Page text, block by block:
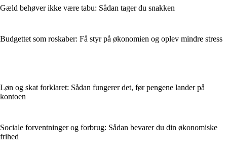
Gæld behøver ikke være tabu: Sådan tager du snakken
Budgettet som roskaber: Få styr på økonomien og oplev mindre stress
Løn og skat forklaret: Sådan fungerer det, før pengene lander på
kontoen
Sociale forventninger og forbrug: Sådan bevarer du din økonomiske
frihed